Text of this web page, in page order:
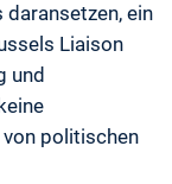
ein
Liaison
und
politischen